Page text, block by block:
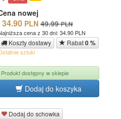
nowej
34.90 PLN 49.99 PLN
cena z 30 dni: 34.90 PLN
Koszty dostawy Rabat0 %
sztuki
Produkt dostępny w sklepie
Dodaj do koszyka
Dodaj do schowka